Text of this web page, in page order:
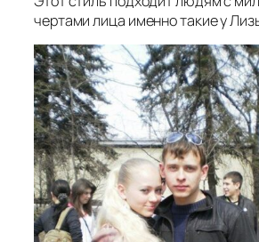
чертами лица именно такие у